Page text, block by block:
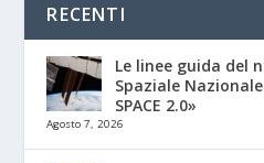
RECENTI
Le linee guida del
Spaziale Nazionale
SPACE 2.0»
Agosto 7, 2026